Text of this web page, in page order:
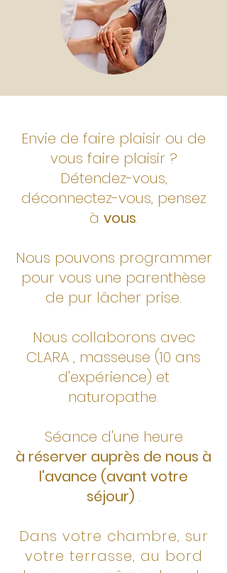
Envie de faire plaisir ou de
vous faire plaisir ?
Détendez-vous,
déconnectez-vous, pensez
à vous.
Nous pouvons programmer
pour vous une parenthèse
de pur lâcher prise.
Nous collaborons avec
CLARA , masseuse (10 ans
d'expérience) et
naturopathe.
Séance d'une heure
à réserver auprès de nous à
l'avance (avant votre
séjour) .
Dans votre chambre, sur
votre terrasse, au bord